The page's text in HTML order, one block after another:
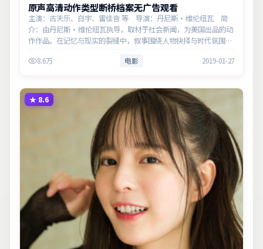
原声高清动作类型断桥档案无广告观看
主演：古天乐、白宇、雷佳音 等 导演：丹尼斯·维伦纽瓦 简
介：由丹尼斯·维伦纽瓦执导，取材于社会新闻，为美国出品的动
作作品。在记忆与现实的裂缝中，叙事围绕人物抉择与时代氛围展
兼顾观赏性与现实意义。
8.6万 电影 2019-01-27
★ 8.6